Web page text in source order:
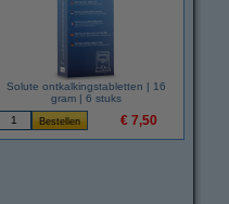
Solute ontkalkingstabletten | 16
gram | 6 stuks
€ 7,50